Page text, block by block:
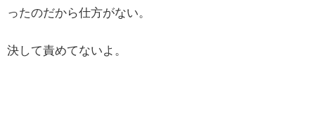
ったのだから仕方がない。
決して責めてないよ。